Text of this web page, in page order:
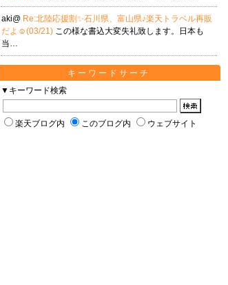
aki@ Re:北陸応援割✨石川県、富山県♪楽天トラベル再販
だよ☺(03/21) この様な書込大変失礼致します。日本も
当…
キーワードサーチ
▼キーワード検索
楽天ブログ内 このブログ内 ウェブサイト